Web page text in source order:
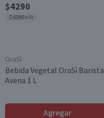
$4290
$4290 x lt
OraSì
Bebida Vegetal OraSì Barista
Avena 1 L
Agregar